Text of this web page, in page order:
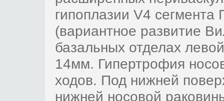
гипоплазии V4
(вариантное развитие
базальных отделах
14мм. Гипертрофия
ходов. Под нижней
нижней носовой